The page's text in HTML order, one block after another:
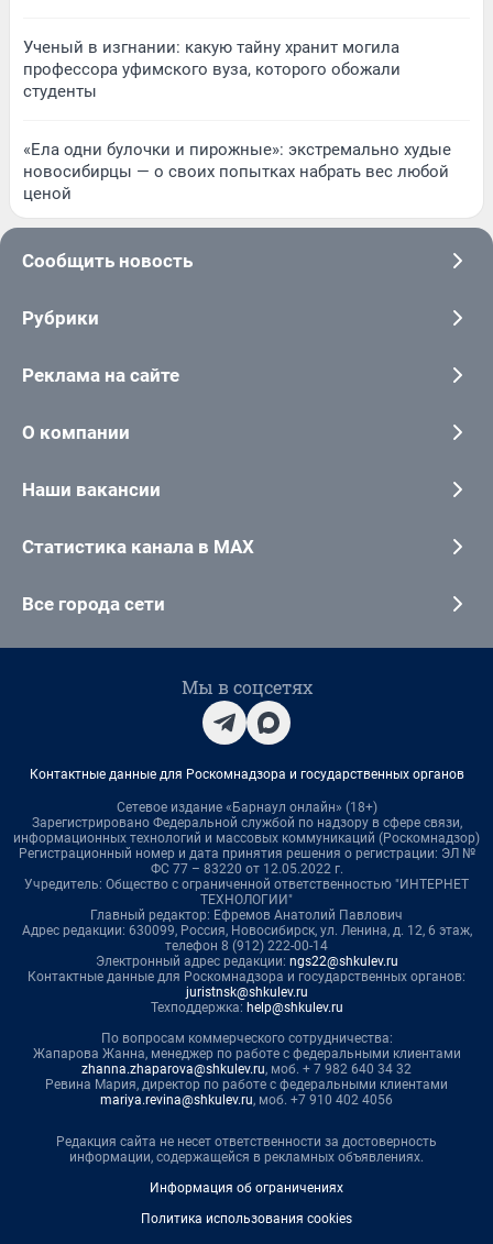
Ученый в изгнании: какую тайну хранит могила
профессора уфимского вуза, которого обожали
студенты
«Ела одни булочки и пирожные»: экстремально худые
новосибирцы — о своих попытках набрать вес любой
ценой
Сообщить новость
Рубрики
Реклама на сайте
О компании
Наши вакансии
Статистика канала в MAX
Все города сети
Мы в соцсетях
Контактные данные для Роскомнадзора и государственных органов
Сетевое издание «Барнаул онлайн» (18+)
Зарегистрировано Федеральной службой по надзору в сфере связи,
информационных технологий и массовых коммуникаций (Роскомнадзор)
Регистрационный номер и дата принятия решения о регистрации: ЭЛ №
ФС 77 – 83220 от 12.05.2022 г.
Учредитель: Общество с ограниченной ответственностью "ИНТЕРНЕТ
ТЕХНОЛОГИИ"
Главный редактор: Ефремов Анатолий Павлович
Адрес редакции: 630099, Россия, Новосибирск, ул. Ленина, д. 12, 6 этаж,
телефон 8 (912) 222-00-14
Электронный адрес редакции: ngs22@shkulev.ru
Контактные данные для Роскомнадзора и государственных органов:
juristnsk@shkulev.ru
Техподдержка: help@shkulev.ru
По вопросам коммерческого сотрудничества:
Жапарова Жанна, менеджер по работе с федеральными клиентами
zhanna.zhaparova@shkulev.ru, моб. + 7 982 640 34 32
Ревина Мария, директор по работе с федеральными клиентами
mariya.revina@shkulev.ru, моб. +7 910 402 4056
Редакция сайта не несет ответственности за достоверность
информации, содержащейся в рекламных объявлениях.
Информация об ограничениях
Политика использования cookies